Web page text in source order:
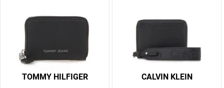
TOMMY HILFIGER CALVIN KLEIN